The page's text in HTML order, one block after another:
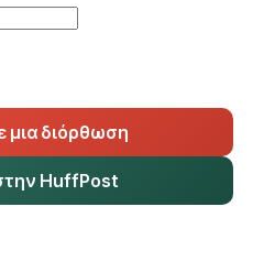
μια διόρθωση
HuffPost